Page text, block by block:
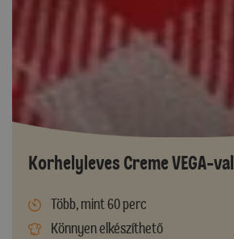
Korhelyleves Creme VEGA-val
Több, mint 60 perc
Könnyen elkészíthető